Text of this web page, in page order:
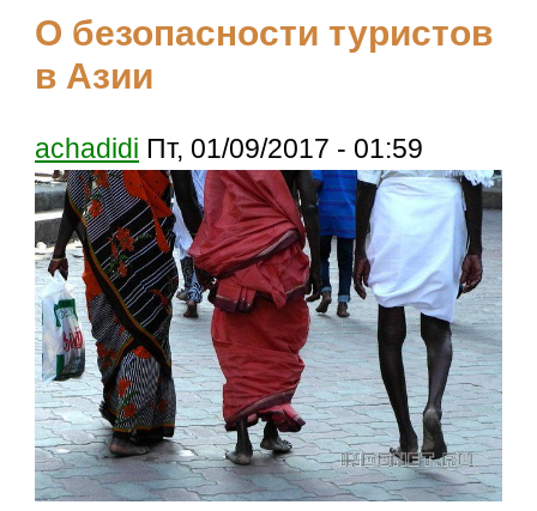
О безопасности туристов
в Азии
achadidi Пт, 01/09/2017 - 01:59